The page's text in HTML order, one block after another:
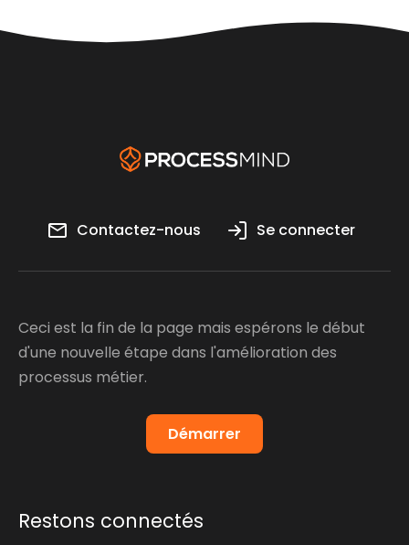
Contactez-nous Se connecter
Ceci est la fin de la page mais espérons le début
d'une nouvelle étape dans l'amélioration des
processus métier.
Démarrer
Restons connectés